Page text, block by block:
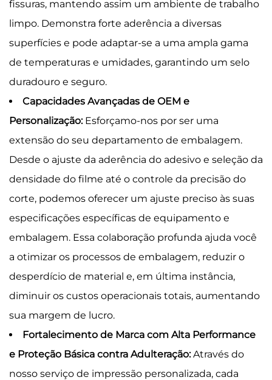
fissuras, mantendo assim um ambiente de trabalho
limpo. Demonstra forte aderência a diversas
superfícies e pode adaptar-se a uma ampla gama
de temperaturas e umidades, garantindo um selo
duradouro e seguro.
Capacidades Avançadas de OEM e
Personalização: Esforçamo-nos por ser uma
extensão do seu departamento de embalagem.
Desde o ajuste da aderência do adesivo e seleção da
densidade do filme até o controle da precisão do
corte, podemos oferecer um ajuste preciso às suas
especificações específicas de equipamento e
embalagem. Essa colaboração profunda ajuda você
a otimizar os processos de embalagem, reduzir o
desperdício de material e, em última instância,
diminuir os custos operacionais totais, aumentando
sua margem de lucro.
Fortalecimento de Marca com Alta Performance
e Proteção Básica contra Adulteração:Através do
nosso serviço de impressão personalizada, cada